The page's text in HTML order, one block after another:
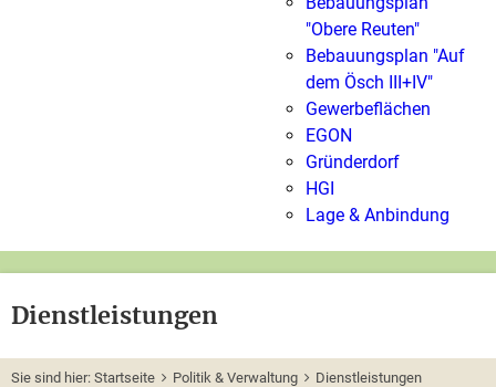
"Obere Reuten"
Bebauungsplan "Auf
dem Ösch III+IV"
Gewerbeflächen
EGON
Gründerdorf
HGI
Lage & Anbindung
Dienstleistungen
Sie sind hier: Startseite Politik & Verwaltung Dienstleistungen